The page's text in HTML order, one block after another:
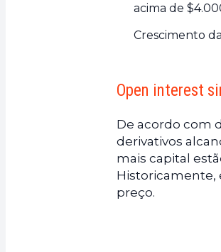
acima de
Crescimento
Open interest
De acordo com
derivativos
mais capital
Historicamente,
preço.